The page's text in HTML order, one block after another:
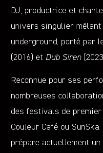
DJ, productrice et
univers singulier mêlant
underground, porté par
(2016) et Dub Siren
Reconnue pour ses
nombreuses
des festivals de premier
Couleur Café ou
prépare actuellement